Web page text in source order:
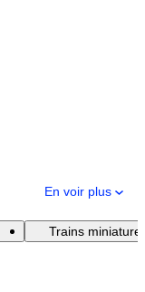
En voir plus
Trains